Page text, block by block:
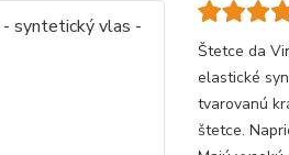
Štetce da
elastické
tvarovanú
štetce.